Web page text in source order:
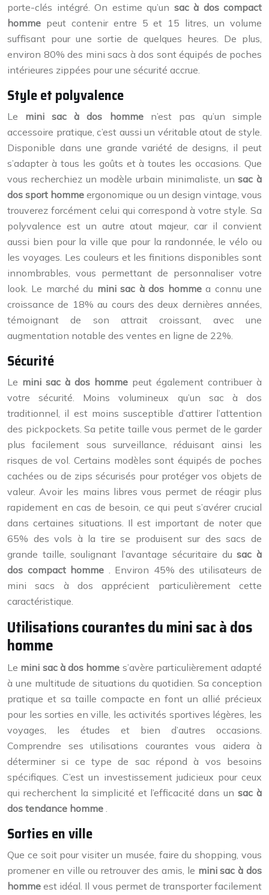
porte-clés intégré. On estime qu’un sac à dos compact
homme peut contenir entre 5 et 15 litres, un volume
suffisant pour une sortie de quelques heures. De plus,
environ 80% des mini sacs à dos sont équipés de poches
intérieures zippées pour une sécurité accrue.
Style et polyvalence
Le mini sac à dos homme n’est pas qu’un simple
accessoire pratique, c’est aussi un véritable atout de style.
Disponible dans une grande variété de designs, il peut
s’adapter à tous les goûts et à toutes les occasions. Que
vous recherchiez un modèle urbain minimaliste, unsac à
dos sport homme ergonomique ou un design vintage, vous
trouverez forcément celui qui correspond à votre style. Sa
polyvalence est un autre atout majeur, car il convient
aussi bien pour la ville que pour la randonnée, le vélo ou
les voyages. Les couleurs et les finitions disponibles sont
innombrables, vous permettant de personnaliser votre
look. Le marché du mini sac à dos hommea connu une
croissance de 18% au cours des deux dernières années,
témoignant de son attrait croissant, avec une
augmentation notable des ventes en ligne de 22%.
Sécurité
Le mini sac à dos homme peut également contribuer à
votre sécurité. Moins volumineux qu’un sac à dos
traditionnel, il est moins susceptible d’attirer l’attention
des pickpockets. Sa petite taille vous permet de le garder
plus facilement sous surveillance, réduisant ainsi les
risques de vol. Certains modèles sont équipés de poches
cachées ou de zips sécurisés pour protéger vos objets de
valeur. Avoir les mains libres vous permet de réagir plus
rapidement en cas de besoin, ce qui peut s’avérer crucial
dans certaines situations. Il est important de noter que
65% des vols à la tire se produisent sur des sacs de
grande taille, soulignant l’avantage sécuritaire dusac à
dos compact homme
. Environ 45% des utilisateurs de
mini sacs à dos apprécient particulièrement cette
caractéristique.
Utilisations courantes du mini sac à dos
homme
Le mini sac à dos homme s’avère particulièrement adapté
à une multitude de situations du quotidien. Sa conception
pratique et sa taille compacte en font un allié précieux
pour les sorties en ville, les activités sportives légères, les
voyages, les études et bien d’autres occasions.
Comprendre ses utilisations courantes vous aidera à
déterminer si ce type de sac répond à vos besoins
spécifiques. C’est un investissement judicieux pour ceux
qui recherchent la simplicité et l’efficacité dans unsac à
dos tendance homme
Sorties en ville
Que ce soit pour visiter un musée, faire du shopping, vous
promener en ville ou retrouver des amis, le mini sac à dos
hommeest idéal. Il vous permet de transporter facilement